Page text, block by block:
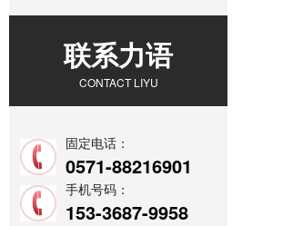
联系力语
CONTACT LIYU
固定电话：
0571-88216901
手机号码：
153-3687-9958